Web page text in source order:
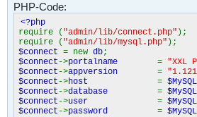
PHP-Code:
<?php
require ( "admin/lib/connect.php" );
require ( "admin/lib/mysql.php" );
$connect = new db;
$connect ->portalname = "XXL
$connect ->appversion =
$connect ->host =
$connect ->database =
$connect ->user =
$connect ->password =